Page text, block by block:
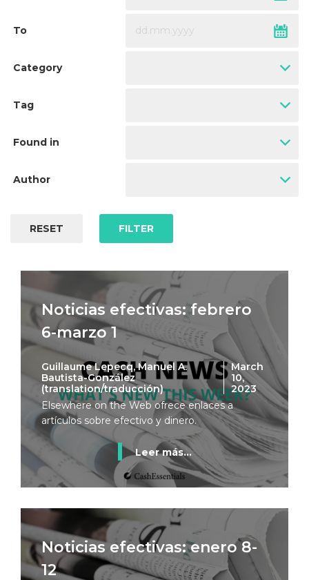
To
Category
Tag
Found in
Author
Noticias efectivas: febrero
6-marzo 1
Guillaume Lepecq, Manuel A.
Bautista-González
(translation/traducción)
March
10,
2023
Elsewhere on the Web ofrece enlaces a
artículos sobre efectivo y dinero.
Leer más...
Noticias efectivas: enero 8-
12